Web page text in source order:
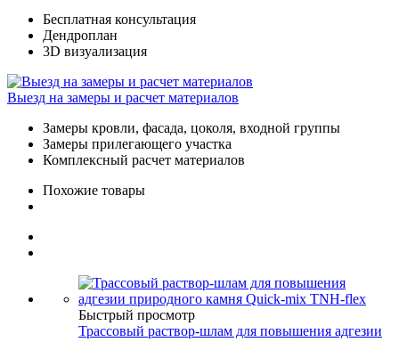
Бесплатная консультация
Дендроплан
3D визуализация
Выезд на замеры и расчет материалов
Замеры кровли, фасада, цоколя, входной группы
Замеры прилегающего участка
Комплексный расчет материалов
Похожие товары
Быстрый просмотр
Трассовый раствор-шлам для повышения адгезии